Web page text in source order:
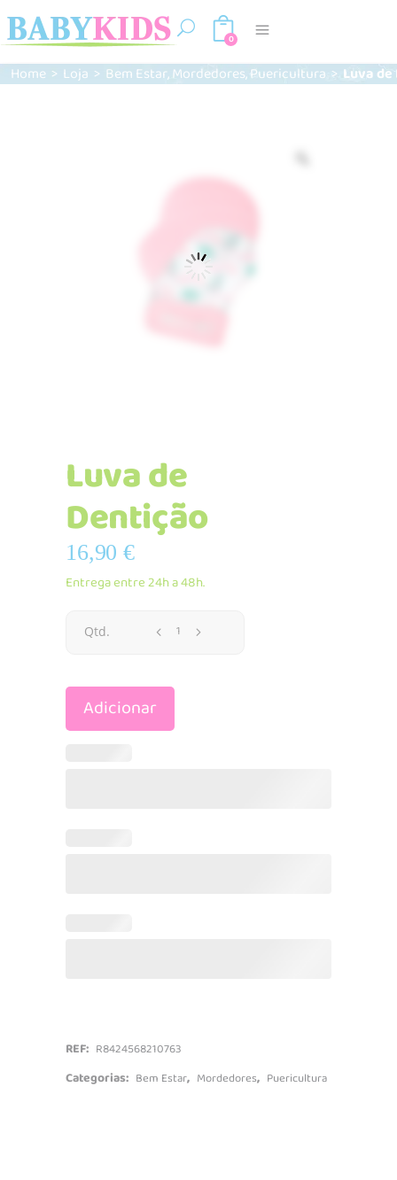
0
Home > Loja > Bem Estar,Mordedores,Puericultura > Luva
Luva de
Dentição
16,90€
Entrega entre 24h a 48h.
Luva
Dentição
Qtd.
Adicionar
REF: R8424568210763
Categorias: Bem Estar, Mordedores, Puericultura